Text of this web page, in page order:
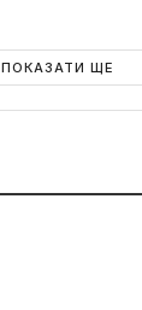
ПОКАЗАТИ ЩЕ